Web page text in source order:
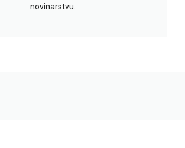
novinarstvu.